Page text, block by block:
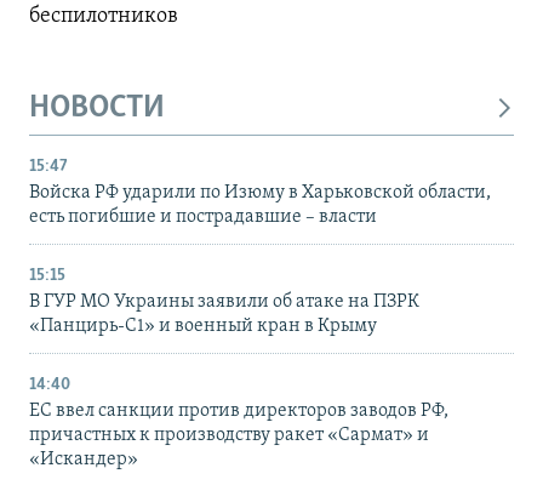
беспилотников
НОВОСТИ
15:47
Войска РФ ударили по Изюму в Харьковской области,
есть погибшие и пострадавшие – власти
15:15
В ГУР МО Украины заявили об атаке на ПЗРК
«Панцирь-С1» и военный кран в Крыму
14:40
ЕС ввел санкции против директоров заводов РФ,
причастных к производству ракет «Сармат» и
«Искандер»